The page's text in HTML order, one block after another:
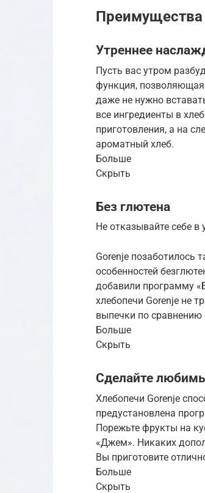
Преимущества
Утреннее
Пусть вас утром
функция,
даже не нужно
все ингредиенты в
приготовления, а на
ароматный хлеб.
Больше
Скрыть
Без глютена
Не отказывайте себе в
Gorenje позаботилось
особенностей
добавили программу
хлебопечи Gorenje не
выпечки по
Больше
Скрыть
Сделайте
Хлебопечи Gorenje
предустановлена
Порежьте фрукты на
«Джем». Никаких
Вы приготовите
Больше
Скрыть